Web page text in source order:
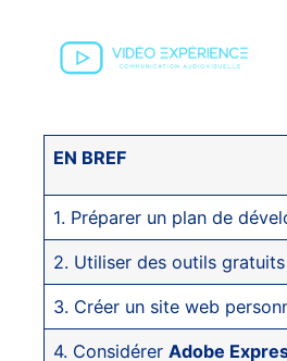
EN BREF
1. Préparer un plan de
2. Utiliser des outils
3. Créer un site web
4. ConsidérerAdobe